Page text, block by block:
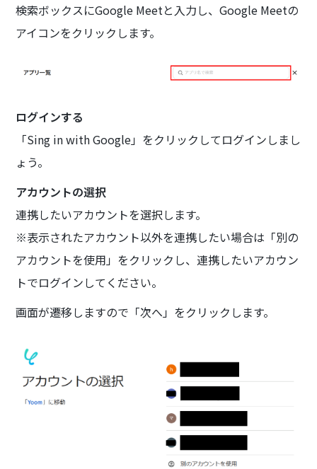
検索ボックスにGoogle Meetと入力し、Google Meetの
アイコンをクリックします。
ログインする
「Sing in with Google」をクリックしてログインしまし
ょう。
アカウントの選択
連携したいアカウントを選択します。
※表示されたアカウント以外を連携したい場合は「別の
アカウントを使用」をクリックし、連携したいアカウン
トでログインしてください。
画面が遷移しますので「次へ」をクリックします。